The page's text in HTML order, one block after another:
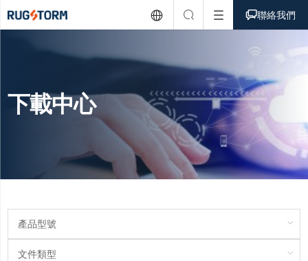
  聯絡我們
下載中心
產品型號
文件類型